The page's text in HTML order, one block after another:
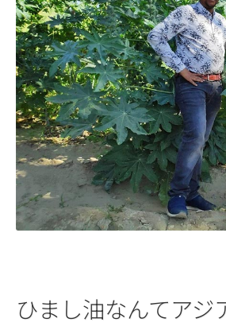
ひまし油なんてア